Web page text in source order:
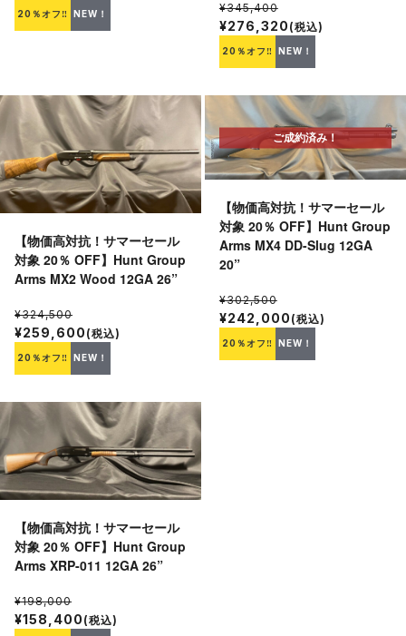
20％オフ‼ NEW！ ¥345,400
¥276,320 (税込)
20％オフ‼ NEW！
【物価高対抗！サマーセール
対象 20％ OFF】Hunt Group
Arms MX2 Wood 12GA 26”
¥324,500
¥259,600 (税込)
20％オフ‼ NEW！
ご成約済み！
【物価高対抗！サマーセール
対象 20％ OFF】Hunt Group
Arms MX4 DD-Slug 12GA
20”
¥302,500
¥242,000 (税込)
20％オフ‼ NEW！
【物価高対抗！サマーセール
対象 20％ OFF】Hunt Group
Arms XRP-011 12GA 26”
¥198,000
¥158,400 (税込)